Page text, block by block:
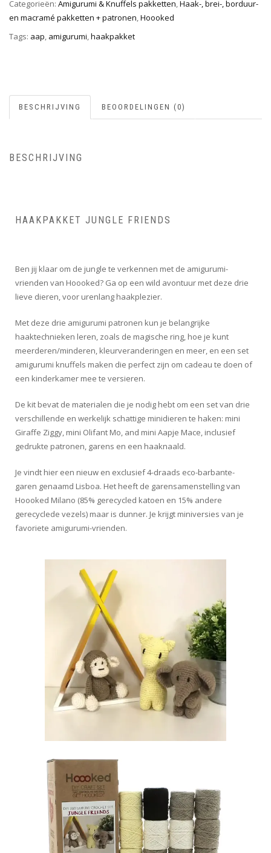
Categorieën: Amigurumi & Knuffels pakketten,Haak-, brei-, borduur-
en macramé pakketten + patronen,Hoooked
Tags: aap, amigurumi,haakpakket
BESCHRIJVING BEOORDELINGEN (0)
BESCHRIJVING
HAAKPAKKET JUNGLE FRIENDS
Ben jij klaar om de jungle te verkennen met de amigurumi-
vrienden van Hoooked? Ga op een wild avontuur met deze drie
lieve dieren, voor urenlang haakplezier.
Met deze drie amigurumi patronen kun je belangrijke
haaktechnieken leren, zoals de magische ring, hoe je kunt
meerderen/minderen, kleurveranderingen en meer, en een set
amigurumi knuffels maken die perfect zijn om cadeau te doen of
een kinderkamer mee te versieren.
De kit bevat de materialen die je nodig hebt om een set van drie
verschillende en werkelijk schattige minidieren te haken: mini
Giraffe Ziggy, mini Olifant Mo, and mini Aapje Mace, inclusief
gedrukte patronen, garens en een haaknaald.
Je vindt hier een nieuw en exclusief 4-draads eco-barbante-
garen genaamd Lisboa. Het heeft de garensamenstelling van
Hoooked Milano (85% gerecycled katoen en 15% andere
gerecyclede vezels) maar is dunner. Je krijgt miniversies van je
favoriete amigurumi-vrienden.